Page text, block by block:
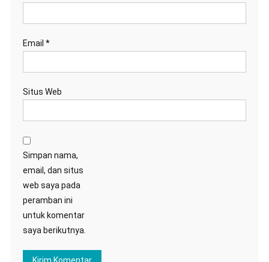
Email *
Situs Web
Simpan nama,
email, dan situs
web saya pada
peramban ini
untuk komentar
saya berikutnya.